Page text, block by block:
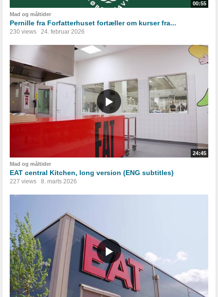
00:55
Mad og måltider
Pernille fra Forfatterhuset fortæller om kurser fra...
230 views 24. februar 2026
24:45
Mad og måltider
EAT central Kitchen, long version (ENG subtitles)
227 views 8. marts 2026